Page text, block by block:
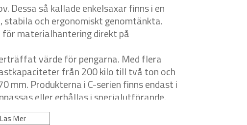
Dessa så kallade enkelsaxar finns i en
och ergonomiskt genomtänkta.
materialhantering direkt på
värde för pengarna. Med flera
från 200 kilo till två ton och
mm. Produkterna i C-serien finns endast i
eller erhållas i specialutförande.
kontinuerlig drift i produktionslinjer eller
Läs Mer